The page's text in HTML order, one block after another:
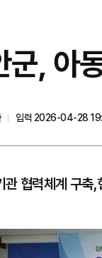
군, 아
입력 2026-04-28
관 협력체계 구축